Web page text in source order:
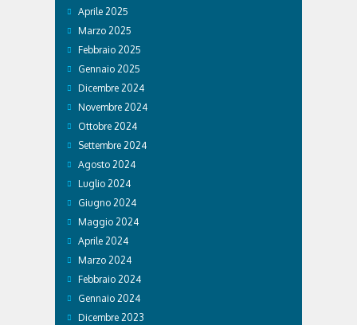
Aprile 2025
Marzo 2025
Febbraio 2025
Gennaio 2025
Dicembre 2024
Novembre 2024
Ottobre 2024
Settembre 2024
Agosto 2024
Luglio 2024
Giugno 2024
Maggio 2024
Aprile 2024
Marzo 2024
Febbraio 2024
Gennaio 2024
Dicembre 2023